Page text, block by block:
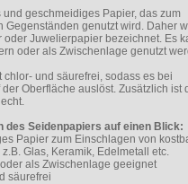
geschmeidiges Papier, das zum
Gegenständen genutzt wird. Daher
Juwelierpapier bezeichnet. Es
oder als Zwischenlage genutzt
chlor- und säurefrei, sodass es bei
Oberfläche auslöst. Zusätzlich ist
des Seidenpapiers auf einen Blick:
Papier zum Einschlagen von
Glas, Keramik, Edelmetall etc.
als Zwischenlage geeignet
säurefrei